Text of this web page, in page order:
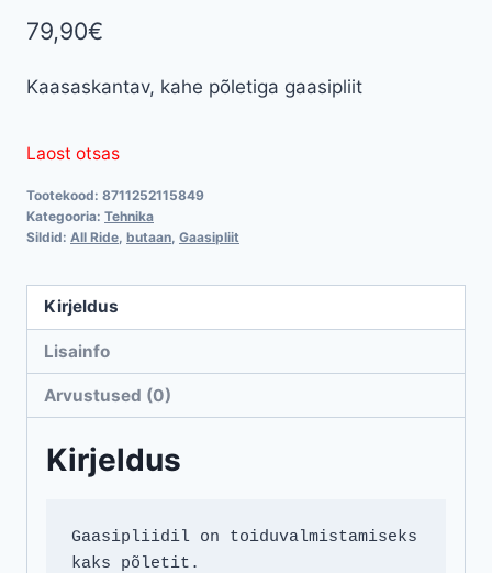
79,90€
Kaasaskantav, kahe põletiga gaasipliit
Laost otsas
Tootekood: 8711252115849
Kategooria: Tehnika
Sildid: All Ride butaan Gaasipliit
Kirjeldus
Lisainfo
Arvustused (0)
Kirjeldus
Gaasipliidil on toiduvalmistamiseks
kaks põletit.